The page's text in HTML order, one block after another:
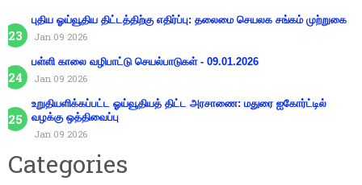
புதிய ஓய்வூதிய திட்டத்திற்கு எதிர்ப்பு: தலைமை செயலக சங்கம் முற்றுகை
Jan 09 2026
பள்ளி காலை வழிபாட்டு செயல்பாடுகள் - 09.01.2026
Jan 09 2026
உறுதியளிக்கப்பட்ட ஓய்வூதியத் திட்ட அரசாணை: மதுரை ஐகோர்ட்டில்
வழக்கு ஒத்திவைப்பு
Jan 09 2026
Categories